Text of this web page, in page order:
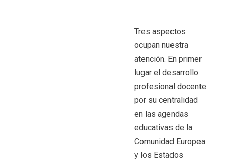
Tres aspectos
ocupan nuestra
atención. En primer
lugar el desarrollo
profesional docente
por su centralidad
en las agendas
educativas de la
Comunidad Europea
y los Estados